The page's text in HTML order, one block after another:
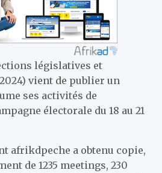
législatives et
vient de publier un
ses activités de
électorale du 18 au 21
afrikdpeche a obtenu copie,
de 1235 meetings, 230